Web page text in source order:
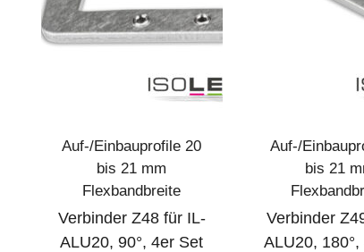
Auf-/Einbauprofile 20
bis 21 mm
Flexbandbreite
Verbinder Z48 für IL-
ALU20, 90°, 4er Set
Auf-/
bis 21
Verbinder
ALU20,